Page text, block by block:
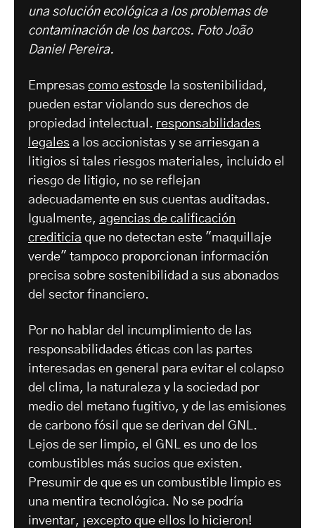
una solución ecológica a los problemas de
contaminación de los barcos. Foto João
Daniel Pereira.
Empresas como estosde la sostenibilidad,
pueden estar violando sus derechos de
propiedad intelectual. responsabilidades
legales a los accionistas y se arriesgan a
litigios si tales riesgos materiales, incluido el
riesgo de litigio, no se reflejan
adecuadamente en sus cuentas auditadas.
Igualmente, agencias de calificación
crediticia que no detectan este "maquillaje
verde" tampoco proporcionan información
precisa sobre sostenibilidad a sus abonados
del sector financiero.
Por no hablar del incumplimiento de las
responsabilidades éticas con las partes
interesadas en general para evitar el colapso
del clima, la naturaleza y la sociedad por
medio del metano fugitivo, y de las emisiones
de carbono fósil que se derivan del GNL.
Lejos de ser limpio, el GNL es uno de los
combustibles más sucios que existen.
Presumir de que es un combustible limpio es
una mentira tecnológica. No se podría
inventar, ¡excepto que ellos lo hicieron!